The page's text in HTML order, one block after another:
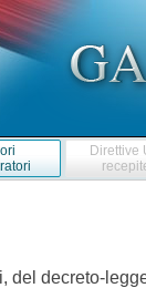
Direttive
del decreto-